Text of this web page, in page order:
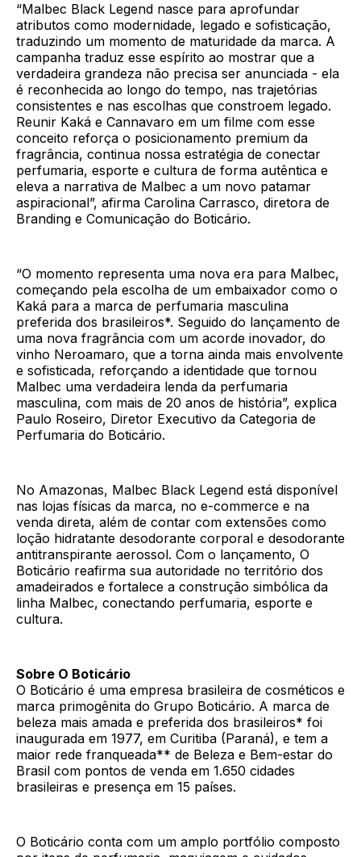
“Malbec Black Legend nasce para aprofundar
atributos como modernidade, legado e sofisticação,
traduzindo um momento de maturidade da marca. A
campanha traduz esse espírito ao mostrar que a
verdadeira grandeza não precisa ser anunciada - ela
é reconhecida ao longo do tempo, nas trajetórias
consistentes e nas escolhas que constroem legado.
Reunir Kaká e Cannavaro em um filme com esse
conceito reforça o posicionamento premium da
fragrância, continua nossa estratégia de conectar
perfumaria, esporte e cultura de forma autêntica e
eleva a narrativa de Malbec a um novo patamar
aspiracional”, afirma Carolina Carrasco, diretora de
Branding e Comunicação do Boticário.
“O momento representa uma nova era para Malbec,
começando pela escolha de um embaixador como o
Kaká para a marca de perfumaria masculina
preferida dos brasileiros*. Seguido do lançamento de
uma nova fragrância com um acorde inovador, do
vinho Neroamaro, que a torna ainda mais envolvente
e sofisticada, reforçando a identidade que tornou
Malbec uma verdadeira lenda da perfumaria
masculina, com mais de 20 anos de história”, explica
Paulo Roseiro, Diretor Executivo da Categoria de
Perfumaria do Boticário.
No Amazonas, Malbec Black Legend está disponível
nas lojas físicas da marca, no e-commerce e na
venda direta, além de contar com extensões como
loção hidratante desodorante corporal e desodorante
antitranspirante aerossol. Com o lançamento, O
Boticário reafirma sua autoridade no território dos
amadeirados e fortalece a construção simbólica da
linha Malbec, conectando perfumaria, esporte e
cultura.
Sobre O Boticário
O Boticário é uma empresa brasileira de cosméticos e
marca primogênita do Grupo Boticário. A marca de
beleza mais amada e preferida dos brasileiros* foi
inaugurada em 1977, em Curitiba (Paraná), e tem a
maior rede franqueada** de Beleza e Bem-estar do
Brasil com pontos de venda em 1.650 cidades
brasileiras e presença em 15 países.
O Boticário conta com um amplo portfólio composto